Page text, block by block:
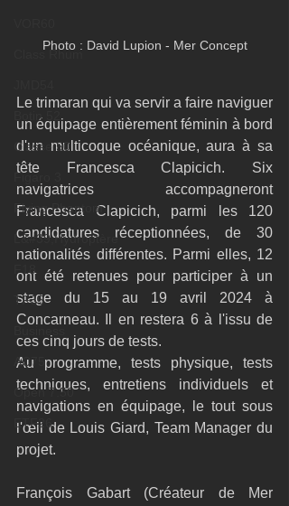
Class Rhum
Botin 52
Classe 50
Figaro 3
Flying Phantom
L&#39;Hydroptère
F18
TF35
AC75
Open 7.50
ETF26
Photo : David Lupion - Mer Concept
Le trimaran qui va servir a faire naviguer
un équipage entièrement féminin à bord
d'un multicoque océanique, aura à sa
tête Francesca Clapicich. Six
navigatrices accompagneront
Francesca Clapicich, parmi les 120
candidatures réceptionnées, de 30
nationalités différentes. Parmi elles, 12
ont été retenues pour participer à un
stage du 15 au 19 avril 2024 à
Concarneau. Il en restera 6 à l'issu de
ces cinq jours de tests.
Au programme, tests physique, tests
techniques, entretiens individuels et
navigations en équipage, le tout sous
l'œil de Louis Giard, Team Manager du
projet.
François Gabart (Créateur de Mer